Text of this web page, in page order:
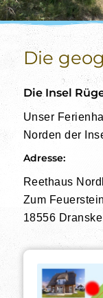
Die
Die Insel
Unser
Norden der
Adresse:
Reethaus
Zum
18556 Dranske